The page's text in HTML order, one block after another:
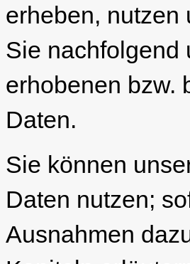
erheben, nutzen
Sie nachfolgend
erhobenen bzw.
Daten.
Sie können
Daten nutzen;
Ausnahmen